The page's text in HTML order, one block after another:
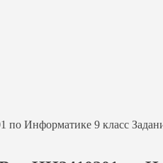
по Информатике 9 класс